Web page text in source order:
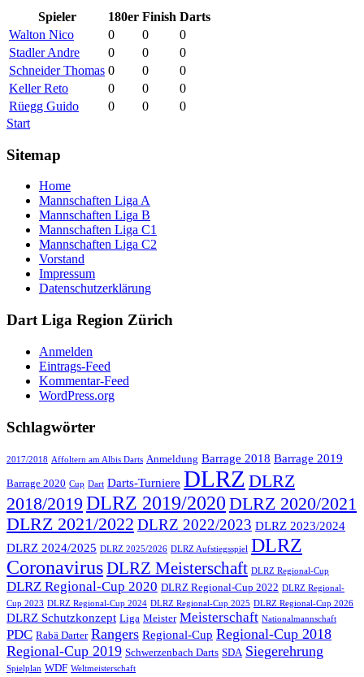
Spieler 180er Finish Darts
Walton Nico
0 0
0
Stadler Andre
0 0
0
Schneider Thomas 0 0
0
Keller Reto
0 0
0
Rüegg Guido
0 0
0
Start
Sitemap
Home
Mannschaften Liga A
Mannschaften Liga B
Mannschaften Liga C1
Mannschaften Liga C2
Vorstand
Impressum
Datenschutzerklärung
Dart Liga Region Zürich
Anmelden
Eintrags-Feed
Kommentar-Feed
WordPress.org
Schlagwörter
2017/2018 Affoltern am Albis Darts Anmeldung Barrage 2018 Barrage 2019
Barrage 2020 Cup Dart Darts-Turniere DLRZ DLRZ
2018/2019 DLRZ 2019/2020 DLRZ 2020/2021
DLRZ 2021/2022 DLRZ 2022/2023 DLRZ 2023/2024
DLRZ 2024/2025 DLRZ 2025/2026 DLRZ Aufstiegsspiel DLRZ
CoronavirusDLRZ Meisterschaft DLRZ Regional-Cup
DLRZ Regional-Cup 2020 DLRZ Regional-Cup 2022 DLRZ Regional-
Cup 2023 DLRZ Regional-Cup 2024 DLRZ Regional-Cup 2025 DLRZ Regional-Cup 2026
DLRZ Schutzkonzept Liga Meister Meisterschaft Nationalmannschaft
PDC Rabä Darter Rangers Regional-Cup Regional-Cup 2018
Regional-Cup 2019 Schwerzenbach Darts SDA Siegerehrung
Spielplan WDF Weltmeisterschaft